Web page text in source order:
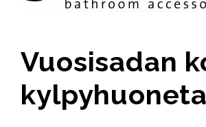
Vuosisadan